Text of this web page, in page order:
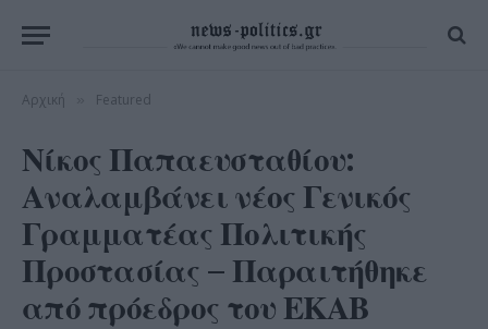
Αρχική Featured
Νίκος Παπαευσταθίου:
Αναλαμβάνει νέος Γενικός
Γραμματέας Πολιτικής
Προστασίας – Παραιτήθηκε
από πρόεδρος του ΕΚΑΒ